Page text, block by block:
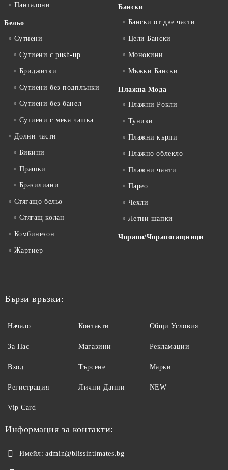
Панталони
Бельо
Сутиени
Сутиени с push-up
Бриджитки
Сутиени без подплънки
Сутиени без банел
Сутиени с мека чашка
Долни части
Бикини
Прашки
Бразилиани
Стягащо бельо
Стягащ колан
Комбинезон
Жартиер
Бански
Бански от две части
Цели Бански
Монокини
Мъжки Бански
Плажна Мода
Плажни Рокли
Туники
Плажни кърпи
Плажно облекло
Плажни чанти
Парео
Чехли
Летни шапки
Чорапи/Чорапогащници
Бързи връзки:
Начало
За Нас
Вход
Регистрация
Контакти
Магазини
Търсене
Лични Данни
Общи Условия
Рекламации
Марки
NEW
Vip Card
Информация за контакти:
Имейл: admin@blissintimates.bg